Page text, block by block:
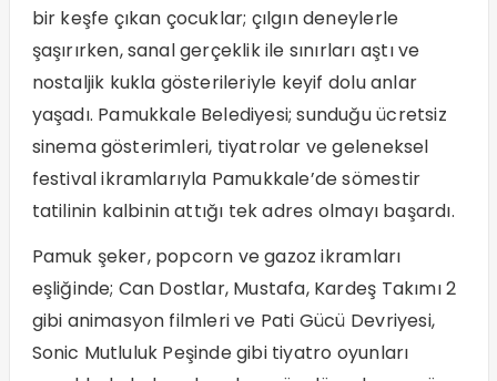
bir keşfe çıkan çocuklar; çılgın deneylerle
şaşırırken, sanal gerçeklik ile sınırları aştı ve
nostaljik kukla gösterileriyle keyif dolu anlar
yaşadı. Pamukkale Belediyesi; sunduğu ücretsiz
sinema gösterimleri, tiyatrolar ve geleneksel
festival ikramlarıyla Pamukkale’de sömestir
tatilinin kalbinin attığı tek adres olmayı başardı.
Pamuk şeker, popcorn ve gazoz ikramları
eşliğinde; Can Dostlar, Mustafa, Kardeş Takımı 2
gibi animasyon filmleri ve Pati Gücü Devriyesi,
Sonic Mutluluk Peşinde gibi tiyatro oyunları